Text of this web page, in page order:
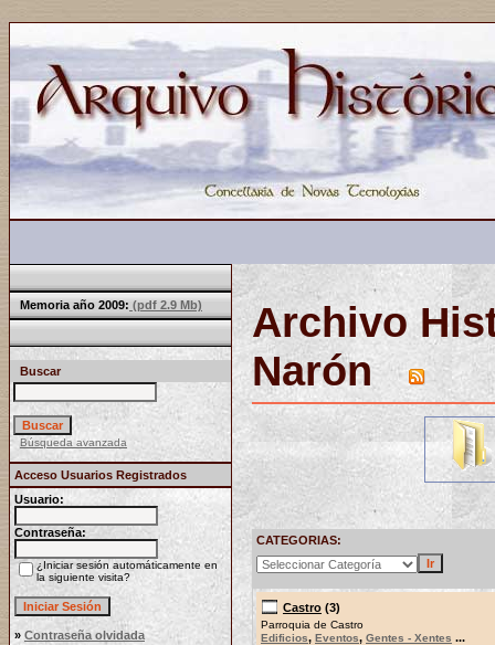
Memoria año 2009: (pdf 2.9 Mb)
Buscar
Búsqueda avanzada
Acceso Usuarios Registrados
Usuario:
Contraseña:
¿Iniciar sesión automáticamente en
la siguiente visita?
» Contraseña olvidada
Archivo
Narón
CATEGORIAS:
Castro (3)
Parroquia de Castro
Edificios, Eventos, Gentes - Xentes ...